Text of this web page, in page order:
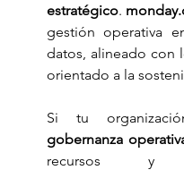
estratégico.
gestión operativa
datos, alineado con
orientado a la
gobernanza
recursos